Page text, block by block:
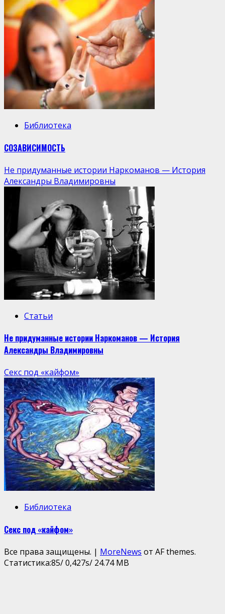
Библиотека
СОЗАВИСИМОСТЬ
Не придуманные истории Наркоманов — История
Александры Владимировны
Статьи
Не придуманные истории Наркоманов — История
Александры Владимировны
Секс под «кайфом»
Библиотека
Секс под «кайфом»
Все права защищены. | MoreNews от AF themes.
Статистика:85/ 0,427s/ 24.74 MB